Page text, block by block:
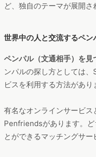
ど、独自のテーマが展開さ
世界中の人と交流するペン
ペンパル（文通相手）を
ンパルの探し方としては
ビスを利用する方法があり
有名なオンラインサービ
Penfriendsがあります。ど
とができるマッチングサー